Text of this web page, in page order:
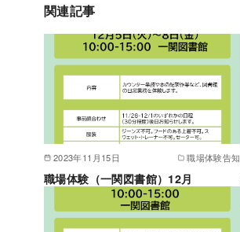
関連記事
2023年11月15日 職場体験告知
職場体験（一関図書館）12月